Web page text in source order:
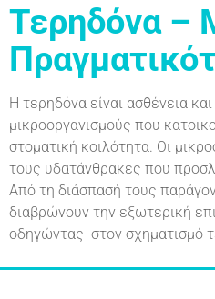
Τερηδόνα –
Η τερηδόνα είναι ασθένεια
μικροοργανισμούς που
στοματική κοιλότητα. Οι
τους υδατάνθρακες που
Από τη διάσπασή τους
διαβρώνουν την εξωτερική
οδηγώντας στον σχηματισμό